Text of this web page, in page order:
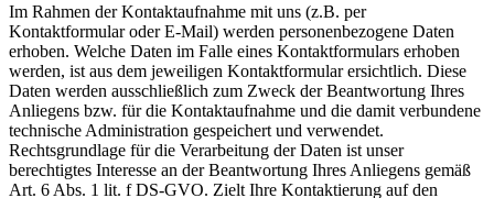
Im Rahmen der Kontaktaufnahme mit uns (z.B. per
Kontaktformular oder E-Mail) werden personenbezogene Daten
erhoben. Welche Daten im Falle eines Kontaktformulars erhoben
werden, ist aus dem jeweiligen Kontaktformular ersichtlich. Diese
Daten werden ausschließlich zum Zweck der Beantwortung Ihres
Anliegens bzw. für die Kontaktaufnahme und die damit verbundene
technische Administration gespeichert und verwendet.
Rechtsgrundlage für die Verarbeitung der Daten ist unser
berechtigtes Interesse an der Beantwortung Ihres Anliegens gemäß
Art. 6 Abs. 1 lit. f DS-GVO. Zielt Ihre Kontaktierung auf den